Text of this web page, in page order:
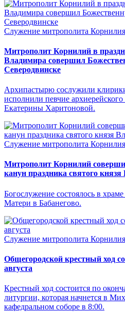
Служение митрополита Корнилия
Митрополит Корнилий в
Владимира совершил
Северодвинске
Архипастырю сослужили
исполнили певчие
Екатерины Харитоновой.
Служение митрополита Корнилия
Митрополит Корнилий
канун праздника святого
Богослужение состоялось в
Матери в Бабанегово.
Служение митрополита Корнилия
Общегородской крестный ход
августа
Крестный ход состоится по
литургии, которая начнется в
кафедральном соборе в 8:00.